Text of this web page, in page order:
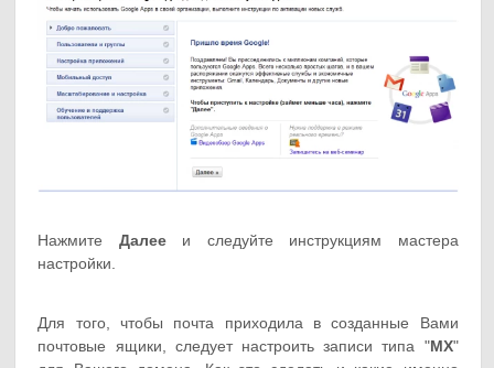
Нажмите Далееи следуйте инструкциям мастера
настройки.
Для того, чтобы почта приходила в созданные Вами
почтовые ящики, следует настроить записи типа "MX"